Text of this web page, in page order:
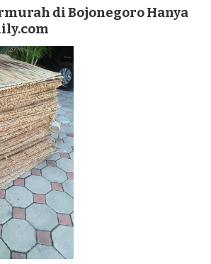
TERMURAH
di Bojonegoro Hanya